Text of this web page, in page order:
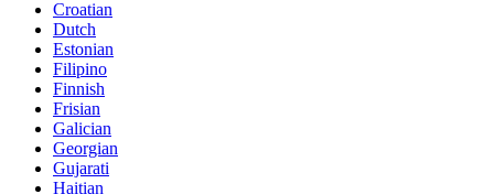
Croatian
Dutch
Estonian
Filipino
Finnish
Frisian
Galician
Georgian
Gujarati
Haitian